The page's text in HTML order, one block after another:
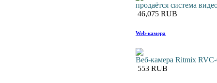
продаётся система
46,075 RUB
Web-камера
Веб-камера Ritmix
553 RUB